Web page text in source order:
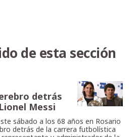
de esta sección
detrás
Messi
sábado a los 68 años en Rosario
detrás de la carrera futbolística